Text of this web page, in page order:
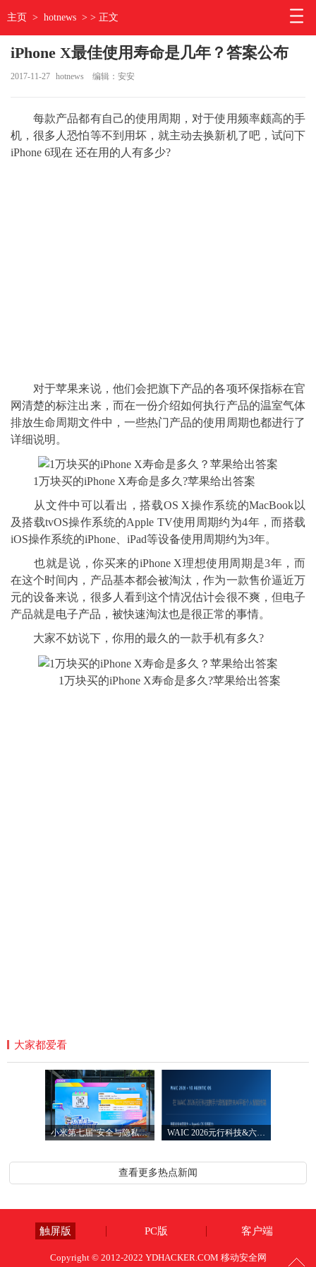
主页 > hotnews > > 正文
iPhone X最佳使用寿命是几年？答案公布
2017-11-27 hotnews 编辑：安安
每款产品都有自己的使用周期，对于使用频率颇高的手
机，很多人恐怕等不到用坏，就主动去换新机了吧，试问下
iPhone 6现在 还在用的人有多少?
对于苹果来说，他们会把旗下产品的各项环保指标在官
网清楚的标注出来，而在一份介绍如何执行产品的温室气体
排放生命周期文件中，一些热门产品的使用周期也都进行了
详细说明。
1万块买的iPhone X寿命是多久?苹果给出答案
从文件中可以看出，搭载OS X操作系统的MacBook以
及搭载tvOS操作系统的Apple TV使用周期约为4年，而搭载
iOS操作系统的iPhone、iPad等设备使用周期约为3年。
也就是说，你买来的iPhone X理想使用周期是3年，而
在这个时间内，产品基本都会被淘汰，作为一款售价逼近万
元的设备来说，很多人看到这个情况估计会很不爽，但电子
产品就是电子产品，被快速淘汰也是很正常的事情。
大家不妨说下，你用的最久的一款手机有多久?
1万块买的iPhone X寿命是多久?苹果给出答案
大家都爱看
小米第七届“安全与隐私宣传月”圆满落
查看更多热点新闻
触屏版 PC版 客户端
Copyright © 2012-2022 YDHACKER.COM 移动安全网